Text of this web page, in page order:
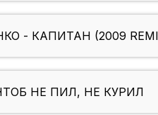
- КАПИТАН (2009
НЕ ПИЛ, НЕ КУРИЛ